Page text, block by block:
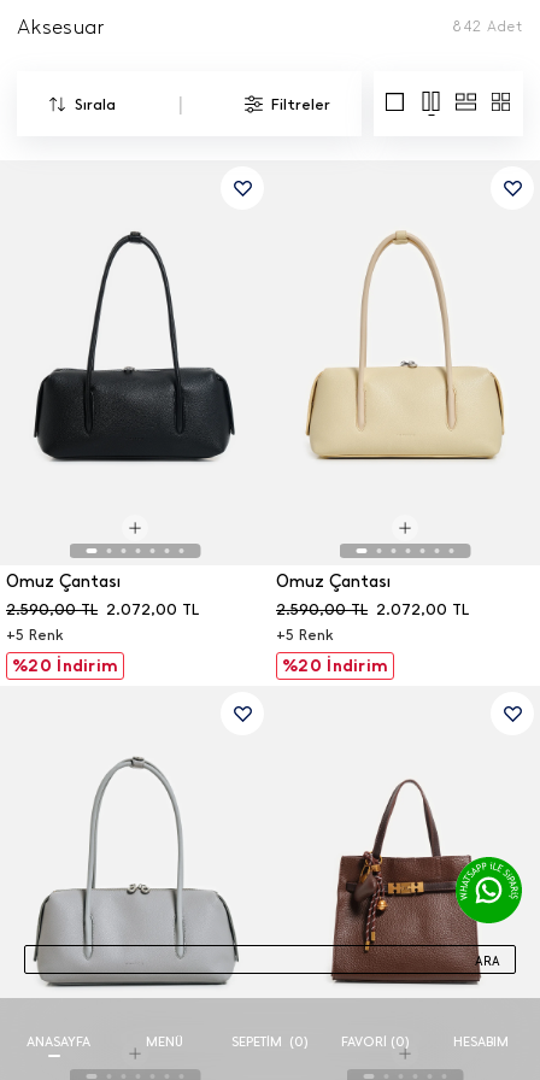
Aksesuar 842 Adet
Sırala | Filtreler
%20 İndirim
2.072,00 TL
2.590,00 TL
+5 Renk
Omuz Çantası
%20 İndirim
2.072,00 TL
2.590,00 TL
+5 Renk
Omuz Çantası
ARA
ANASAYFA MENÜ SEPETIM (0) FAVORI (0) HESABIM